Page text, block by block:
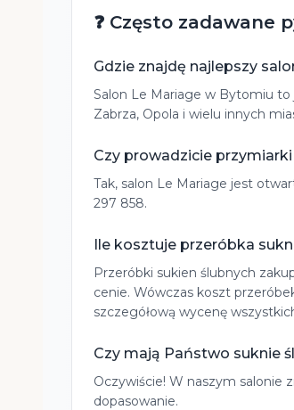
❓ Często zadawane
Gdzie znajdę najlepszy
Salon Le Mariage w Bytomiu to
Zabrza, Opola i wielu innych
Czy prowadzicie
Tak, salon Le Mariage jest
297 858.
Ile kosztuje przeróbka
Przeróbki sukien ślubnych
cenie. Wówczas koszt
szczegółową wycenę
Czy mają Państwo suknie
Oczywiście! W naszym salonie
dopasowanie.